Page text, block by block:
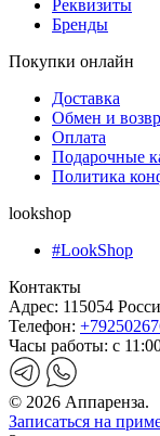
Реквизиты
Бренды
Покупки онлайн
Доставка
Обмен и
Оплата
Подарочные
Политика
lookshop
#LookShop
Контакты
Адрес: 115054
Телефон:
Часы работы: с
© 2026 Аппаренза.
Записаться на